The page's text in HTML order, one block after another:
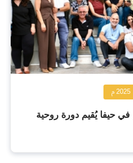
في حيفا يُقيم دورة روحية